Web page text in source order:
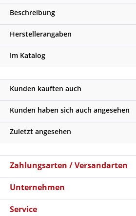
Beschreibung
Herstellerangaben
Im Katalog
Kunden kauften auch
Kunden haben sich auch angesehen
Zuletzt angesehen
Zahlungsarten / Versandarten
Unternehmen
Service